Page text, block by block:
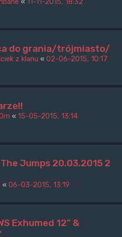
do grania/trójmiasto/
z klanu « 02-06-2015, 10:17
« 15-05-2015, 13:14
Jumps 20.03.2015 2
« 06-03-2015, 13:19
Exhumed 12" &